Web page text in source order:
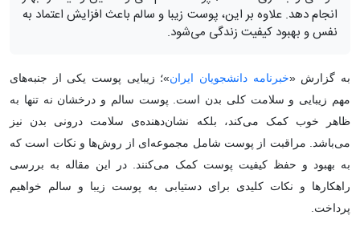
انجام دهد. علاوه بر این، پوست زیبا و سالم باعث افزایش اعتماد به
نفس و بهبود کیفیت زندگی می‌شود.
به گزارش «خبرنامه دانشجویان ایران»؛ زیبایی پوست یکی از جنبه‌های
مهم زیبایی و سلامت کلی بدن است. پوست سالم و درخشان نه تنها به
ظاهر خوب کمک می‌کند، بلکه نشان‌دهنده‌ی سلامت درونی بدن نیز
می‌باشد. مراقبت از پوست شامل مجموعه‌ای از روش‌ها و نکات است که
به بهبود و حفظ کیفیت پوست کمک می‌کنند. در این مقاله به بررسی
راهکارها و نکات کلیدی برای دستیابی به پوست زیبا و سالم خواهیم
پرداخت.